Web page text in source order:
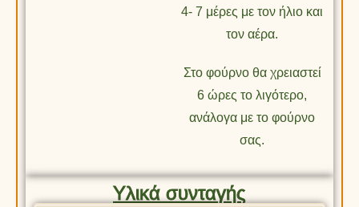
4- 7 μέρες με τον ήλιο και
τον αέρα.
Στο φούρνο θα χρειαστεί
6 ώρες το λιγότερο,
ανάλογα με το φούρνο
σας.
Υλικά συνταγής